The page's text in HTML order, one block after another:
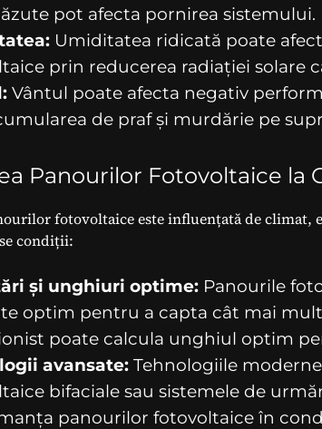
pot afecta pornirea sistemului.
Umiditatea ridicată poate
prin reducerea radiației solare
Vântul poate afecta negativ
de praf și murdărie pe
Panourilor Fotovoltaice la
fotovoltaice este influențată de climat,
condiții:
și unghiuri optime: Panourile
optim pentru a capta cât mai
poate calcula unghiul optim
avansate: Tehnologiile
bifaciale sau sistemele de
panourilor fotovoltaice în